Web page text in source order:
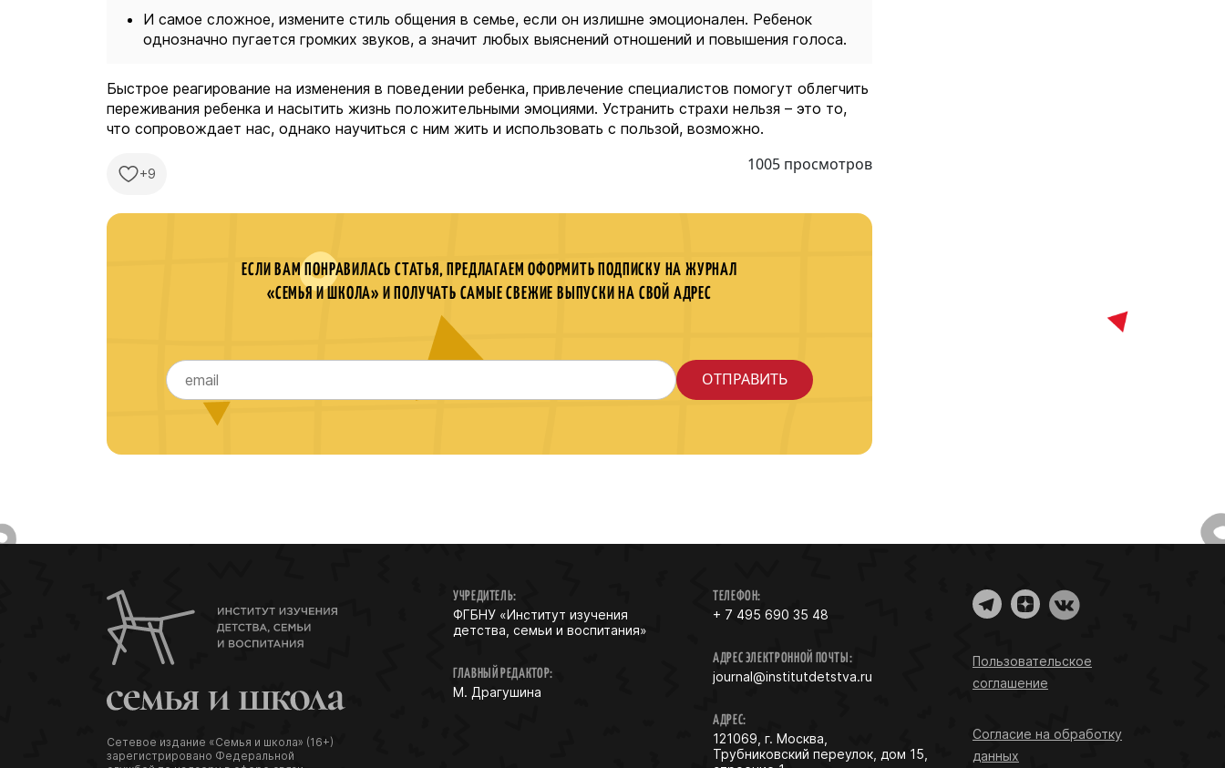
И самое сложное, измените стиль общения в семье, если он излишне эмоционален. Ребенок
однозначно пугается громких звуков, а значит любых выяснений отношений и повышения голоса.
Быстрое реагирование на изменения в поведении ребенка, привлечение специалистов помогут облегчить
переживания ребенка и насытить жизнь положительными эмоциями. Устранить страхи нельзя – это то,
что сопровождает нас, однако научиться с ним жить и использовать с пользой, возможно.
+9 1005 просмотров
ЕСЛИ ВАМ ПОНРАВИЛАСЬ СТАТЬЯ, ПРЕДЛАГАЕМ ОФОРМИТЬ ПОДПИСКУ НА ЖУРНАЛ
«СЕМЬЯ И ШКОЛА» И ПОЛУЧАТЬ САМЫЕ СВЕЖИЕ ВЫПУСКИ НА СВОЙ АДРЕС
Сетевое издание «Семья и школа» (16+)
зарегистрировано Федеральной
УЧРЕДИТЕЛЬ:
ФГБНУ «Институт изучения
детства, семьи и воспитания»
ГЛАВНЫЙ РЕДАКТОР:
М. Драгушина
ТЕЛЕФОН:
+ 7 495 690 35 48
АДРЕС ЭЛЕКТРОННОЙ ПОЧТЫ:
journal@institutdetstva.ru
АДРЕС:
121069, г. Москва,
Трубниковский переулок, дом 15,
Пользовательское
соглашение
Согласие на обработку
данных